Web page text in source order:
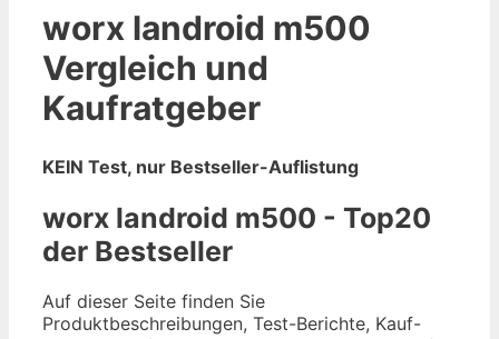
worx landroid m500
Vergleich und
Kaufratgeber
KEIN Test, nur Bestseller-Auflistung
worx landroid m500 - Top20
der Bestseller
Auf dieser Seite finden Sie
Produktbeschreibungen, Test-Berichte, Kauf-